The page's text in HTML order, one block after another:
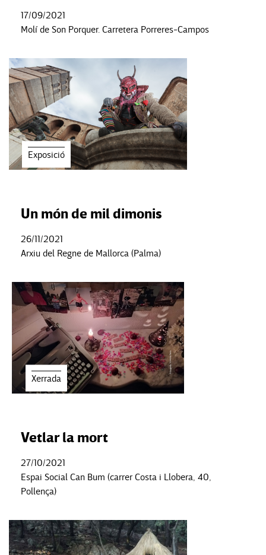
17/09/2021
Molí de Son Porquer. Carretera Porreres-Campos
Exposició
Un món de mil dimonis
26/11/2021
Arxiu del Regne de Mallorca (Palma)
Xerrada
Vetlar la mort
27/10/2021
Espai Social Can Bum (carrer Costa i Llobera, 40,
Pollença)